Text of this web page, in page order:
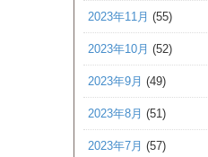
2023年11月 (55)
2023年10月 (52)
2023年9月 (49)
2023年8月 (51)
2023年7月 (57)